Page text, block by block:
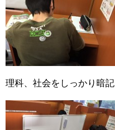
理科、社会をしっかり暗記